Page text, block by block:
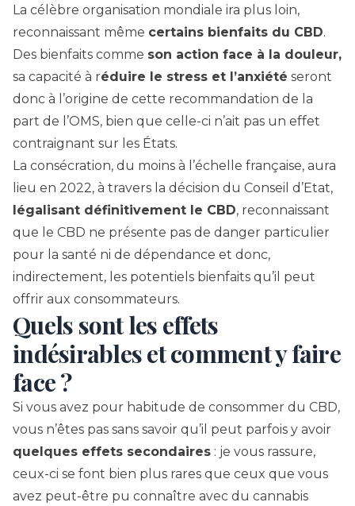
La célèbre organisation mondiale ira plus loin,
reconnaissant même certains bienfaits du CBD.
Des bienfaits comme son action face à la douleur,
sa capacité à réduire le stress et l’anxiété seront
donc à l’origine de cette recommandation de la
part de l’OMS, bien que celle-ci n’ait pas un effet
contraignant sur les États.
La consécration, du moins à l’échelle française, aura
lieu en 2022, à travers la décision du Conseil d’Etat,
légalisant définitivement le CBD, reconnaissant
que le CBD ne présente pas de danger particulier
pour la santé ni de dépendance et donc,
indirectement, les potentiels bienfaits qu’il peut
offrir aux consommateurs.
Quels sont les effets
indésirables et comment y faire
face ?
Si vous avez pour habitude de consommer du CBD,
vous n’êtes pas sans savoir qu’il peut parfois y avoir
quelques effets secondaires : je vous rassure,
ceux-ci se font bien plus rares que ceux que vous
avez peut-être pu connaître avec du cannabis